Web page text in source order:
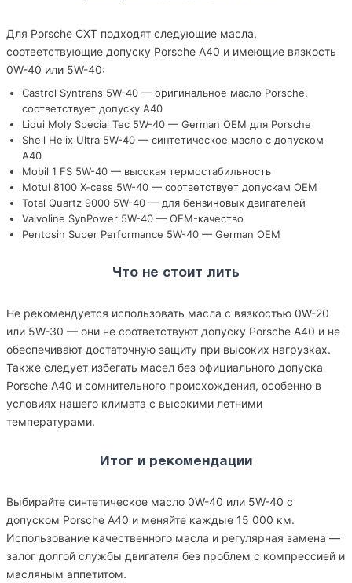
Для Porsche CXT подходят следующие масла,
соответствующие допуску Porsche A40 и имеющие вязкость
0W-40 или 5W-40:
Castrol Syntrans 5W-40 — оригинальное масло Porsche,
соответствует допуску A40
Liqui Moly Special Tec 5W-40 — German OEM для Porsche
Shell Helix Ultra 5W-40 — синтетическое масло с допуском
A40
Mobil 1 FS 5W-40 — высокая термостабильность
Motul 8100 X-cess 5W-40 — соответствует допускам OEM
Total Quartz 9000 5W-40 — для бензиновых двигателей
Valvoline SynPower 5W-40 — OEM-качество
Pentosin Super Performance 5W-40 — German OEM
Что не стоит лить
Не рекомендуется использовать масла с вязкостью 0W-20
или 5W-30 — они не соответствуют допуску Porsche A40 и не
обеспечивают достаточную защиту при высоких нагрузках.
Также следует избегать масел без официального допуска
Porsche A40 и сомнительного происхождения, особенно в
условиях нашего климата с высокими летними
температурами.
Итог и рекомендации
Выбирайте синтетическое масло 0W-40 или 5W-40 с
допуском Porsche A40 и меняйте каждые 15 000 км.
Использование качественного масла и регулярная замена —
залог долгой службы двигателя без проблем с компрессией и
масляным аппетитом.